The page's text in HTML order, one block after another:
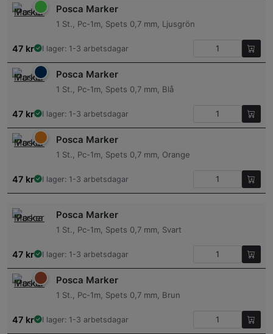
Posca Marker
1 St., Pc-1m, Spets 0,7 mm, Ljusgrön
47 kr I lager: 1-3 arbetsdagar
Posca Marker
1 St., Pc-1m, Spets 0,7 mm, Blå
47 kr I lager: 1-3 arbetsdagar
Posca Marker
1 St., Pc-1m, Spets 0,7 mm, Orange
47 kr I lager: 1-3 arbetsdagar
Posca Marker
1 St., Pc-1m, Spets 0,7 mm, Svart
47 kr I lager: 1-3 arbetsdagar
Posca Marker
1 St., Pc-1m, Spets 0,7 mm, Brun
47 kr I lager: 1-3 arbetsdagar